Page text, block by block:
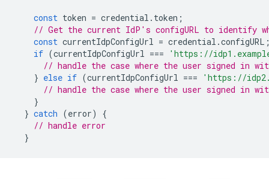
const token = credential . token ;
// Get the current IdP's configURL to identify
const currentIdpConfigUrl = credential .configURL
if (currentIdpConfigUrl ===
'https://
// handle the case where the user signed in
} else if (currentIdpConfigUrl ===
'https://
// handle the case where the user signed in
}
} catch (error)
{
// handle error
}